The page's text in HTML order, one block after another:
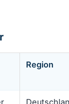
Region